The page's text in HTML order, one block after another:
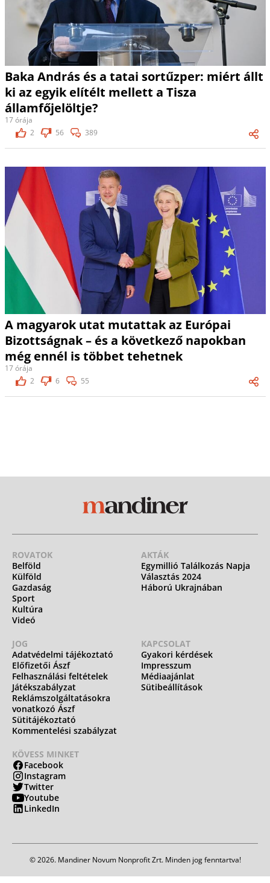
Baka András és a tatai sortűzper: miért állt
ki az egyik elítélt mellett a Tisza
államfőjelöltje?
17 órája
2
56 389
A magyarok utat mutattak az Európai
Bizottságnak – és a következő napokban
még ennél is többet tehetnek
17 órája
2
6 55
ROVATOK
Belföld
Külföld
Gazdaság
Sport
Kultúra
Videó
AKTÁK
Egymillió Találkozás Napja
Választás 2024
Háború Ukrajnában
JOG
Adatvédelmi tájékoztató
Előfizetői Ászf
Felhasználási feltételek
Játékszabályzat
Reklámszolgáltatásokra
vonatkozó Ászf
Sütitájékoztató
Kommentelési szabályzat
KAPCSOLAT
Gyakori kérdések
Impresszum
Médiaajánlat
Sütibeállítások
KÖVESS MINKET
Facebook
Instagram
Twitter
Youtube
LinkedIn
© 2026. Mandiner Novum Nonprofit Zrt. Minden jog fenntartva!